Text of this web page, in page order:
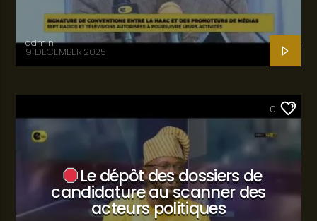
admin
9 DECEMBER 2025
0
Le dépôt des dossiers de
candidature au scanner des
acteurs politiques